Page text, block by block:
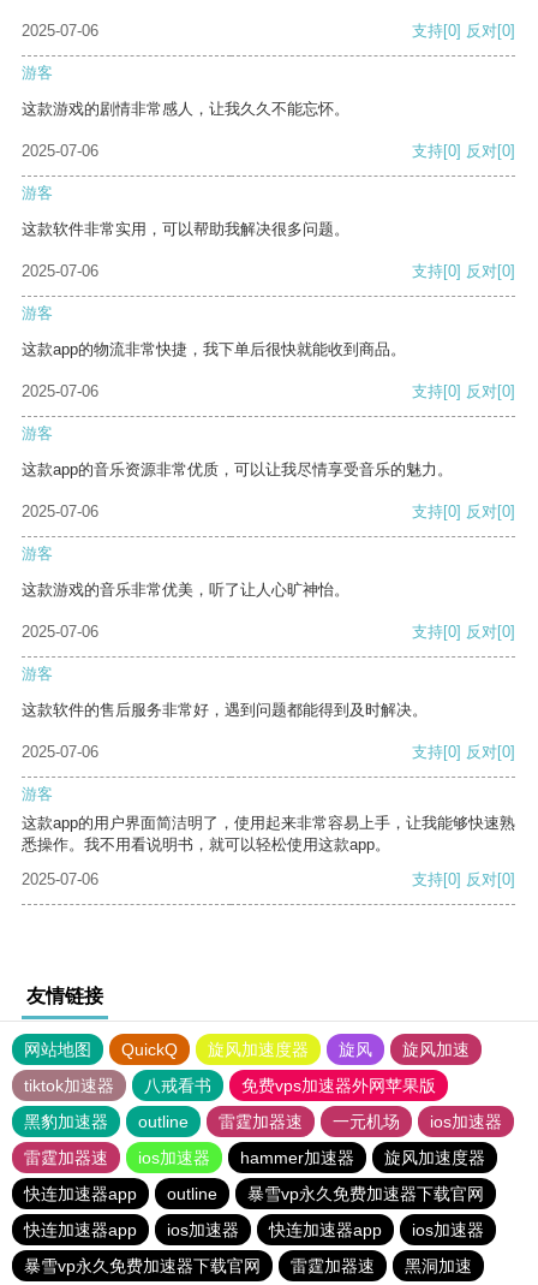
2025-07-06 支持[0] 反对[0]
游客
这款游戏的剧情非常感人，让我久久不能忘怀。
2025-07-06 支持[0] 反对[0]
游客
这款软件非常实用，可以帮助我解决很多问题。
2025-07-06 支持[0] 反对[0]
游客
这款app的物流非常快捷，我下单后很快就能收到商品。
2025-07-06 支持[0] 反对[0]
游客
这款app的音乐资源非常优质，可以让我尽情享受音乐的魅力。
2025-07-06 支持[0] 反对[0]
游客
这款游戏的音乐非常优美，听了让人心旷神怡。
2025-07-06 支持[0] 反对[0]
游客
这款软件的售后服务非常好，遇到问题都能得到及时解决。
2025-07-06 支持[0] 反对[0]
游客
这款app的用户界面简洁明了，使用起来非常容易上手，让我能够快速熟
悉操作。我不用看说明书，就可以轻松使用这款app。
2025-07-06
支持[0] 反对[0]
友情链接
网站地图 QuickQ 旋风加速度器 旋风
旋风加速
tiktok加速器
八戒看书
免费vps加速器外网苹果版
黑豹加速器
outline 雷霆加器速 一元机场
ios加速器
雷霆加器速
ios加速器 hammer加速器
旋风加速度器
快连加速器app
outline
暴雪vp永久免费加速器下载官网
快连加速器app
ios加速器 快连加速器app
ios加速器
暴雪vp永久免费加速器下载官网
雷霆加器速 黑洞加速